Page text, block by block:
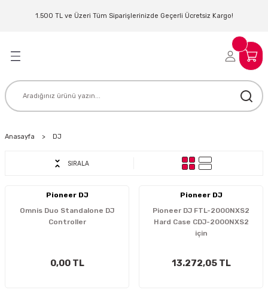
1.500 TL ve Üzeri Tüm Siparişlerinizde Geçerli Ücretsiz Kargo!
Geri Dön
Geri Dön
OYNATICI
Geri Dön
Geri Dön
Geri Dön
Geri Dön
Geri Dön
Geri Dön
Anasayfa DJ
SIRALA
Pioneer DJ
Omnis Duo Standalone DJ
Controller
0,00 TL
Pioneer DJ
Pioneer DJ FTL-2000NXS2
Hard Case CDJ-2000NXS2
için
13.272,05 TL